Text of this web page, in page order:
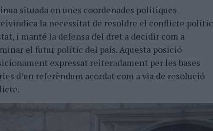
situada en unes coordenades polítiques
la necessitat de resoldre el conflicte polític
i manté la defensa del dret a decidir com a
el futur polític del país. Aquesta posició
expressat reiteradament per les bases
dʼun referèndum acordat com a via de resolució